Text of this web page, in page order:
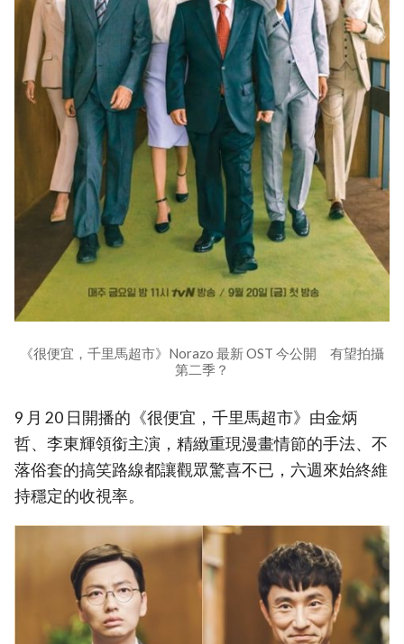
《很便宜，千里馬超市》Norazo 最新 OST 今公開 有望拍攝
第二季？
9 月 20 日開播的《很便宜，千里馬超市》由金炳
哲、李東輝領銜主演，精緻重現漫畫情節的手法、不
落俗套的搞笑路線都讓觀眾驚喜不已，六週來始終維
持穩定的收視率。